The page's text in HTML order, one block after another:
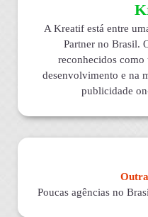
A Kreatif está entre
Partner no Brasil.
reconhecidos como
desenvolvimento e na
publicidade
Poucas agências no